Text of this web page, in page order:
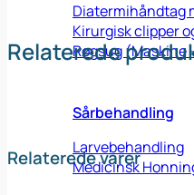
Diatermihåndtag
Kirurgisk clipper
Røgsug (Maskine
Sårbehandling
Larvebehandling
Medicinsk
Relaterede
Relaterede varer